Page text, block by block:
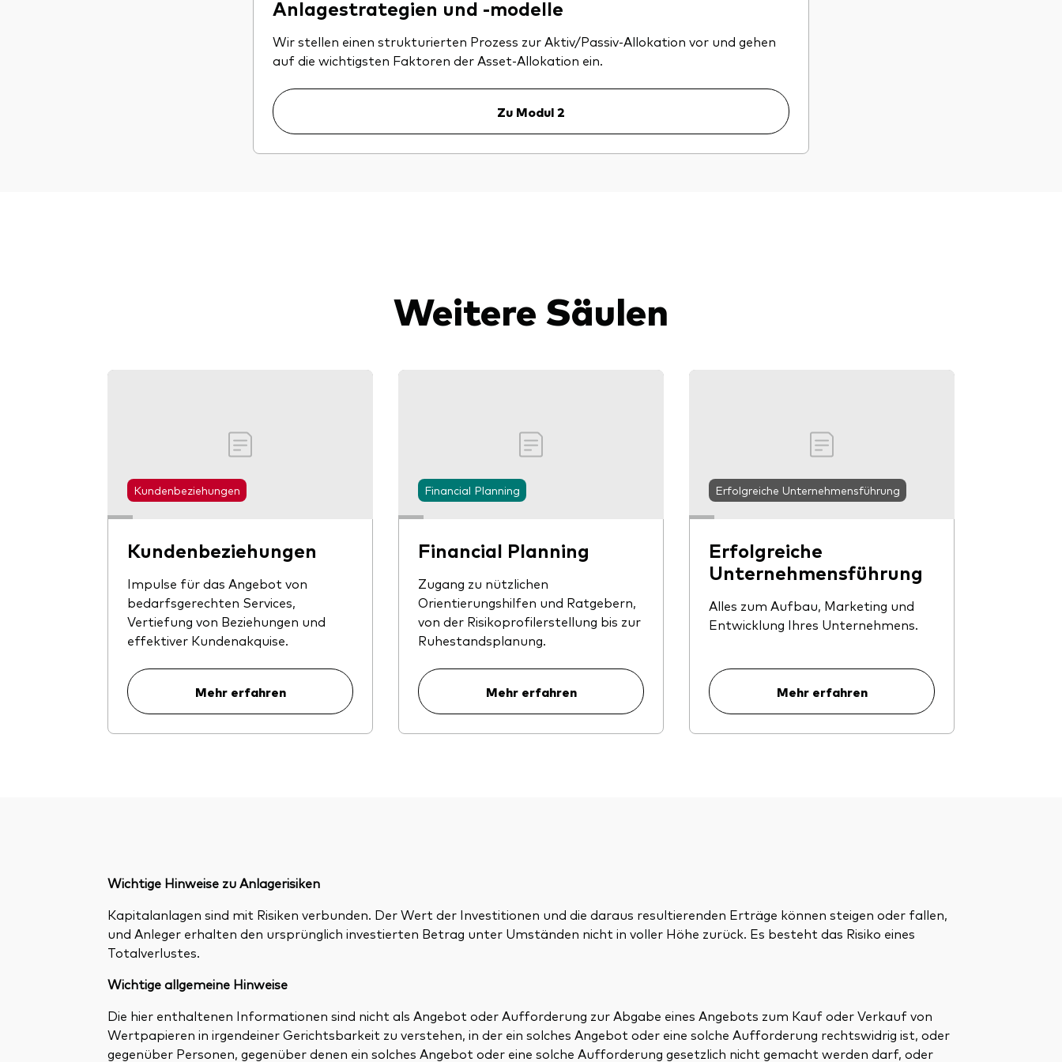
Anlagestrategien und -modelle
Wir stellen einen strukturierten Prozess zur Aktiv/Passiv-Allokation vor und gehen
auf die wichtigsten Faktoren der Asset-Allokation ein.
Zu Modul 2
Weitere Säulen
Kundenbeziehungen
Kundenbeziehungen
Impulse für das Angebot von
bedarfsgerechten Services,
Vertiefung von Beziehungen und
effektiver Kundenakquise.
Mehr erfahren
Financial Planning
Financial Planning
Zugang zu nützlichen
Orientierungshilfen und Ratgebern,
von der Risikoprofilerstellung bis zur
Ruhestandsplanung.
Mehr erfahren
Erfolgreiche Unternehmensführung
Erfolgreiche
Unternehmensführung
Alles zum Aufbau, Marketing und
Entwicklung Ihres Unternehmens.
Mehr erfahren
Wichtige Hinweise zu Anlagerisiken
Kapitalanlagen sind mit Risiken verbunden. Der Wert der Investitionen und die daraus resultierenden Erträge können steigen oder fallen,
und Anleger erhalten den ursprünglich investierten Betrag unter Umständen nicht in voller Höhe zurück. Es besteht das Risiko eines
Totalverlustes.
Wichtige allgemeine Hinweise
Die hier enthaltenen Informationen sind nicht als Angebot oder Aufforderung zur Abgabe eines Angebots zum Kauf oder Verkauf von
Wertpapieren in irgendeiner Gerichtsbarkeit zu verstehen, in der ein solches Angebot oder eine solche Aufforderung rechtswidrig ist, oder
gegenüber Personen, gegenüber denen ein solches Angebot oder eine solche Aufforderung gesetzlich nicht gemacht werden darf, oder